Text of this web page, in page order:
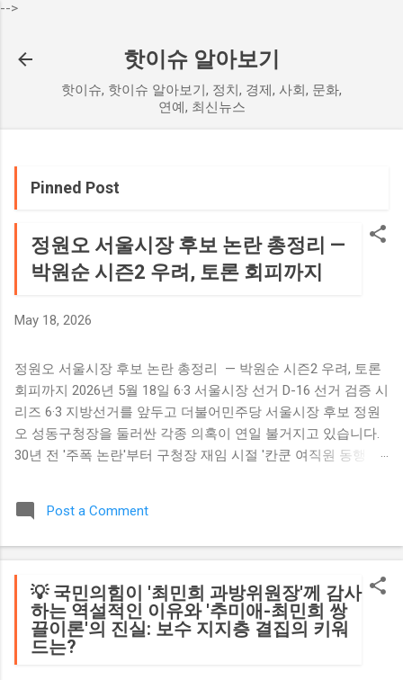
-->
핫이슈 알아보기
핫이슈, 핫이슈 알아보기, 정치, 경제, 사회, 문화,
연예, 최신뉴스
Pinned Post
정원오 서울시장 후보 논란 총정리 —
박원순 시즌2 우려, 토론 회피까지
May 18, 2026
정원오 서울시장 후보 논란 총정리 — 박원순 시즌2 우려, 토론
회피까지 2026년 5월 18일 6·3 서울시장 선거 D-16 선거 검증 시
리즈 6·3 지방선거를 앞두고 더불어민주당 서울시장 후보 정원
오 성동구청장을 둘러싼 각종 의혹이 연일 불거지고 있습니다.
30년 전 '주폭 논란'부터 구청장 재임 시절 '칸쿤 여직원 동행 의
시민들이 알아야 할 핵심 논란을 항목별로 정리했습니다. 1 구
청장 비서 시절 '주폭 논란' — 여종업원 외박 강요 의혹 1995년
양천구 신정5동의 카페 '가애'에서 술자리 도중 사건에 연루되
었습니다. 이 사건은 1996년 서울지방법원 남부지원에서 폭력
행위처벌법 위반·공무집행방해 혐의로 벌금 300만 원 유죄 판
결로 이어졌습니다. 📋 판결 결과 폭력행위처벌법 위반·공무집
행방해, 벌금 300만 원 (1996년) 👤 당시 신분 양천구청장 비서
Post a Comment
💡 국민의힘이 '최민희 과방위원장'께 감사
하는 역설적인 이유와 '추미애-최민희 쌍
끌이론'의 진실: 보수 지지층 결집의 키워
드는?